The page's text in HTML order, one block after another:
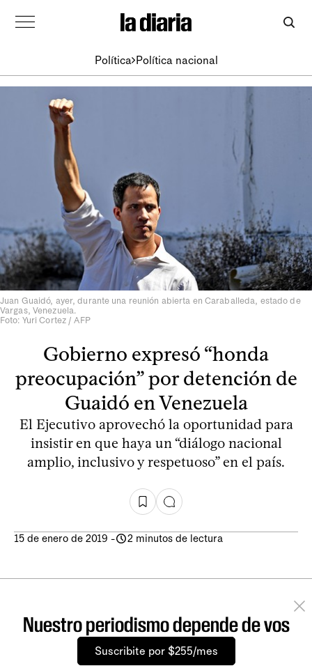
Política Política nacional
Juan Guaidó, ayer, durante una reunión abierta en Caraballeda, estado de
Vargas, Venezuela.
Foto: Yuri Cortez / AFP
Gobierno expresó “honda
preocupación” por detención de
Guaidó en Venezuela
El Ejecutivo aprovechó la oportunidad para
insistir en que haya un “diálogo nacional
amplio, inclusivo y respetuoso” en el país.
15 de enero de 2019 - 2 minutos de lectura
Nuestro periodismo depende de vos
Suscribite por $255/mes